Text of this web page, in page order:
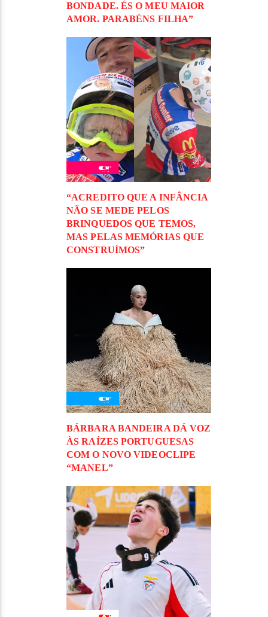
BONDADE. ÉS O MEU MAIOR
AMOR. PARABÉNS FILHA”
“ACREDITO QUE A INFÂNCIA
NÃO SE MEDE PELOS
BRINQUEDOS QUE TEMOS,
MAS PELAS MEMÓRIAS QUE
CONSTRUÍMOS”
BÁRBARA BANDEIRA DÁ VOZ
ÀS RAÍZES PORTUGUESAS
COM O NOVO VIDEOCLIPE
“MANEL”